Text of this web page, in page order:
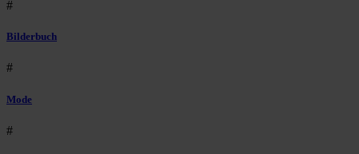
#
Bilderbuch
#
Mode
#